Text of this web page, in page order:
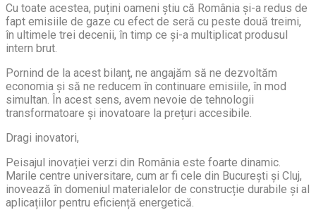
Cu toate acestea, puțini oameni știu că România și-a redus de
fapt emisiile de gaze cu efect de seră cu peste două treimi,
în ultimele trei decenii, în timp ce și-a multiplicat produsul
intern brut.
Pornind de la acest bilanț, ne angajăm să ne dezvoltăm
economia și să ne reducem în continuare emisiile, în mod
simultan. În acest sens, avem nevoie de tehnologii
transformatoare și inovatoare la prețuri accesibile.
Dragi inovatori,
Peisajul inovației verzi din România este foarte dinamic.
Marile centre universitare, cum ar fi cele din București și Cluj,
inovează în domeniul materialelor de construcție durabile și al
aplicațiilor pentru eficiență energetică.